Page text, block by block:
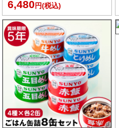
6,480 円(税込)